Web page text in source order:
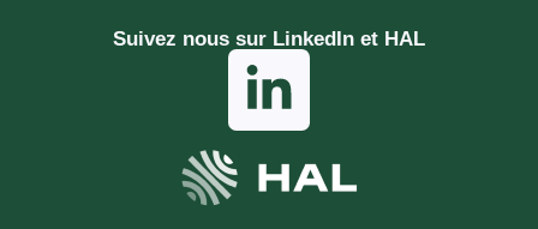
Suivez nous sur LinkedIn et HAL​